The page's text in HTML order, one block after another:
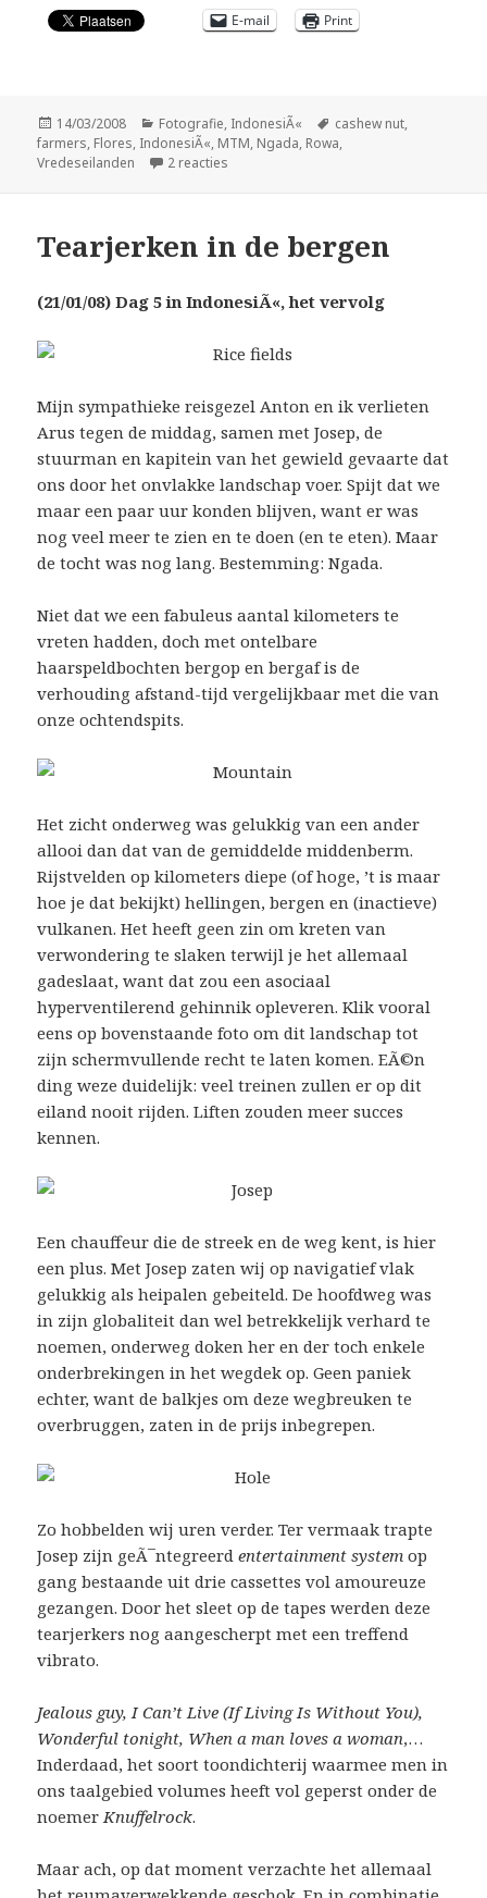
E-mail
Print
Geplaatst
op
14/03/2008 Categorieën
Fotografie, IndonesiÃ« Tags
cashew nut,
farmers, Flores, IndonesiÃ«, MTM, Ngada, Rowa,
Vredeseilanden
2 reacties
Tearjerken in de bergen
(21/01/08) Dag 5 in IndonesiÃ«, het vervolg
Mijn sympathieke reisgezel Anton en ik verlieten
Arus tegen de middag, samen met Josep, de
stuurman en kapitein van het gewield gevaarte dat
ons door het onvlakke landschap voer. Spijt dat we
maar een paar uur konden blijven, want er was
nog veel meer te zien en te doen (en te eten). Maar
de tocht was nog lang. Bestemming: Ngada.
Niet dat we een fabuleus aantal kilometers te
vreten hadden, doch met ontelbare
haarspeldbochten bergop en bergaf is de
verhouding afstand-tijd vergelijkbaar met die van
onze ochtendspits.
Het zicht onderweg was gelukkig van een ander
allooi dan dat van de gemiddelde middenberm.
Rijstvelden op kilometers diepe (of hoge, ’t is maar
hoe je dat bekijkt) hellingen, bergen en (inactieve)
vulkanen. Het heeft geen zin om kreten van
verwondering te slaken terwijl je het allemaal
gadeslaat, want dat zou een asociaal
hyperventilerend gehinnik opleveren. Klik vooral
eens op bovenstaande foto om dit landschap tot
zijn schermvullende recht te laten komen. EÃ©n
ding weze duidelijk: veel treinen zullen er op dit
eiland nooit rijden. Liften zouden meer succes
kennen.
Een chauffeur die de streek en de weg kent, is hier
een plus. Met Josep zaten wij op navigatief vlak
gelukkig als heipalen gebeiteld. De hoofdweg was
in zijn globaliteit dan wel betrekkelijk verhard te
noemen, onderweg doken her en der toch enkele
onderbrekingen in het wegdek op. Geen paniek
echter, want de balkjes om deze wegbreuken te
overbruggen, zaten in de prijs inbegrepen.
Zo hobbelden wij uren verder. Ter vermaak trapte
Josep zijn geÃ¯ntegreerdentertainment system op
gang bestaande uit drie cassettes vol amoureuze
gezangen. Door het sleet op de tapes werden deze
tearjerkers nog aangescherpt met een treffend
vibrato.
Jealous guy, I Can’t Live (If Living Is Without You),
Wonderful tonight, When a man loves a woman,…
Inderdaad, het soort toondichterij waarmee men in
ons taalgebied volumes heeft vol geperst onder de
noemer Knuffelrock.
Maar ach, op dat moment verzachte het allemaal